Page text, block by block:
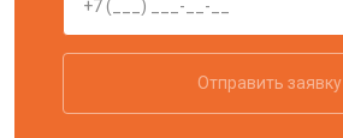
Отправить заявку